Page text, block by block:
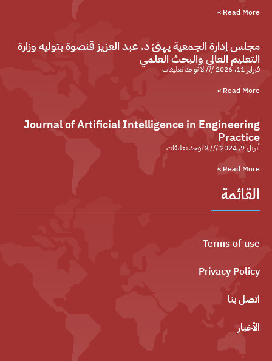
Read More »
مجلس إدارة الجمعية يهنئ د. عبد العزيز قنصوة بتوليه وزارة
التعليم العالي والبحث العلمي
فبراير 11, 2026
لا توجد تعليقات
Read More »
Journal of Artificial Intelligence in Engineering
Practice
أبريل 9, 2024
لا توجد تعليقات
Read More »
القائمة
Terms of use
Privacy Policy
اتصل بنا
الأخبار